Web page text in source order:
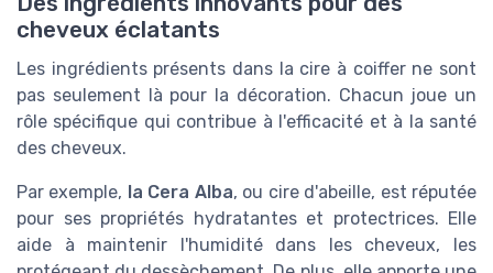
cheveux éclatants
Les ingrédients présents dans la cire à coiffer ne sont
pas seulement là pour la décoration. Chacun joue un
rôle spécifique qui contribue à l'efficacité et à la santé
des cheveux.
Par exemple, la Cera Alba, ou cire d'abeille, est réputée
pour ses propriétés hydratantes et protectrices. Elle
aide à maintenir l'humidité dans les cheveux, les